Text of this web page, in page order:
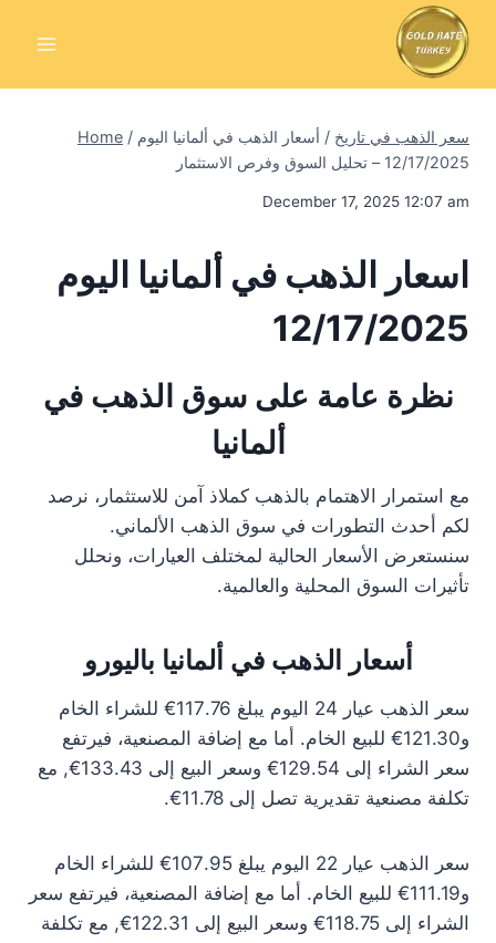
Home / سعر الذهب في تاريخ / أسعار الذهب في ألمانيا اليوم
12/17/2025 – تحليل السوق وفرص الاستثمار
December 17, 2025 12:07 am
اسعار الذهب في ألمانيا اليوم
12/17/2025
نظرة عامة على سوق الذهب في
ألمانيا
مع استمرار الاهتمام بالذهب كملاذ آمن للاستثمار، نرصد
لكم أحدث التطورات في سوق الذهب الألماني.
سنستعرض الأسعار الحالية لمختلف العيارات، ونحلل
تأثيرات السوق المحلية والعالمية.
أسعار الذهب في ألمانيا باليورو
سعر الذهب عيار 24 اليوم يبلغ 117.76€ للشراء الخام
و121.30€ للبيع الخام. أما مع إضافة المصنعية، فيرتفع
سعر الشراء إلى 129.54€ وسعر البيع إلى 133.43€, مع
تكلفة مصنعية تقديرية تصل إلى 11.78€.
سعر الذهب عيار 22 اليوم يبلغ 107.95€ للشراء الخام
و111.19€ للبيع الخام. أما مع إضافة المصنعية، فيرتفع سعر
الشراء إلى 118.75€ وسعر البيع إلى 122.31€, مع تكلفة